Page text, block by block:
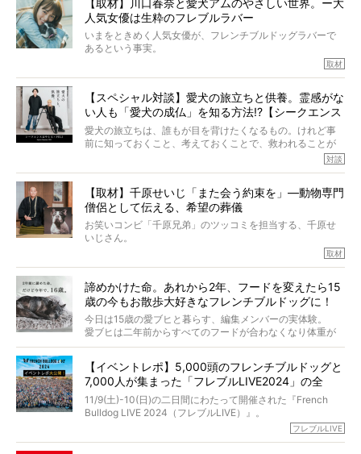
カエピソードが次から次へと飛び出しました。
【取材】川口春奈と愛犬アムのやさしい世界。ー大
人気女優は生粋のフレブルラバー
いまをときめく人気女優が、フレンチブルドッグラバーで
あるという事実。
とりを目の当たりにするほどに、そのフレンチブルドッグ
愛がわたしたちのそれとまったく同じであることに、なん
だかうれしくなってしまったのでした。
春奈さんとアムちゃんのすてきな暮らしを、BUHI編集長の
小西がいつくしみながら、切り取らせていただきます。
取材
【スペシャル対談】愛犬の旅立ちと供養。霊感がな
い人も「愛犬の成仏」を知る方法!?【シークエンス
はやとも×PELI】
愛犬の旅立ちは、誰もが目を背けたくなるもの。けれど事
前に知っておくこと、考えておくことで、救われることが
力をもつお笑い芸人「シークエンスはやとも」さんに、愛
犬の旅立ちや供養についてインタビュー。
インタビュアー兼対談相手は、大の犬好きで心霊分野の知
識にも長けているPELIさん。
「愛犬が旅立ったあと、ベッドやおもちゃはどうすればい
くれる？」
さらには、霊感がない人でも愛犬が成仏したことを知る方
法まで。
お笑い芸人だからこそ暗くなりすぎない、むしろ心がスッ
と軽くなる。
永久保存版のスペシャル対談です！
対談
【取材】千原せいじ「また会う約束を」―動物専門
僧侶として伝える、希望の葬儀
お笑いコンビ「千原兄弟」のツッコミを担当する、千原せ
いじさん。
た。
僧侶としての名は「靖賢（せいけん）」。
当時54歳という年齢にして、なぜ動物専門僧侶という道を
選んだのか。
また、愛犬の旅立ちとどのように向き合うべきなのか。
た。
取材
諦めかけた命。あれから2年、フードを変えたら15
歳の今もお散歩大好きなフレンチブルドッグに！
今日は15歳の愛ブヒと暮らす、編集メンバーの実体験。
愛ブヒは二年前からすべてのフードが合わなくなり体重が
激減。検査をしても異常はなく「年齢のせいですね…」と言
もう諦めるしかないのかな…そんなとき、我が家に届いたの
が「THE fu-do(ザ・フード)」の試食品でした。
そして「THE fu-do(ザ・フード)」を食べつづけて二年、愛
ブヒは15歳になり、今も元気にお散歩をしています。
今回は、二年前の絶望から今までを包み隠さず、時系列で
【イベントレポ】5,000頭のフレンチブルドッグと
7,000人が集まった「フレブルLIVE2024」の全
貌！
11/9(土)-10(日)の二日間にわたって開催された『French
Bulldog LIVE 2024（フレブルLIVE）』。
今年はのべ5,000頭のフレンチブルドッグと7,000人のフレ
フレブルLIVE